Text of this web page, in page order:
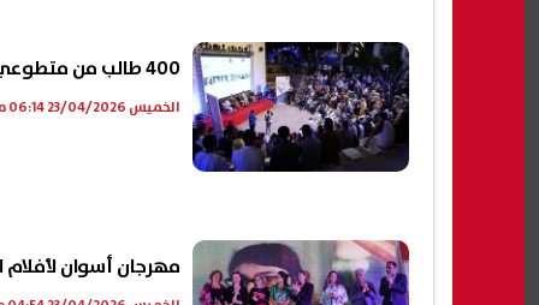
400 طالب من متطوعي التضامن الاجتماعي في فعاليات مهرجان أسوان لأفلام المرأة
الخميس 23/04/2026 06:14 م
مهرجان أسوان لأفلام